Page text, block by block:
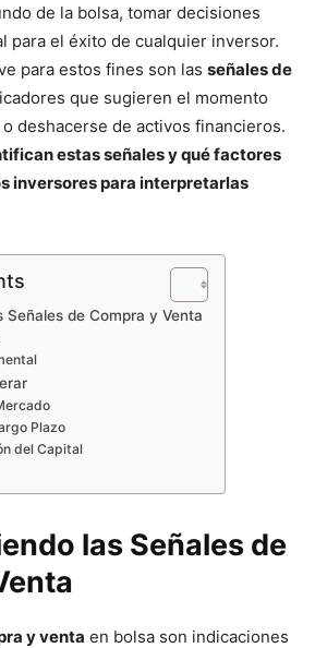
de la bolsa, tomar decisiones
para el éxito de cualquier inversor.
para estos fines son las señales de
que sugieren el momento
deshacerse de activos financieros.
estas señales y qué factores
inversores para interpretarlas
Señales de Compra y Venta
Plazo
del Capital
las Señales de
y venta en bolsa son indicaciones